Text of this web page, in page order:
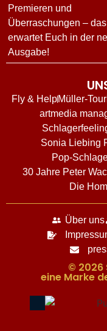
Premieren und
Überraschungen – das
erwartet Euch in der
Ausgabe!
Fly & HelpMüller-
artmedia
Sonia Liebing
Pop-
30 Jahre Peter
Die
Über uns
© 2026
eine Marke